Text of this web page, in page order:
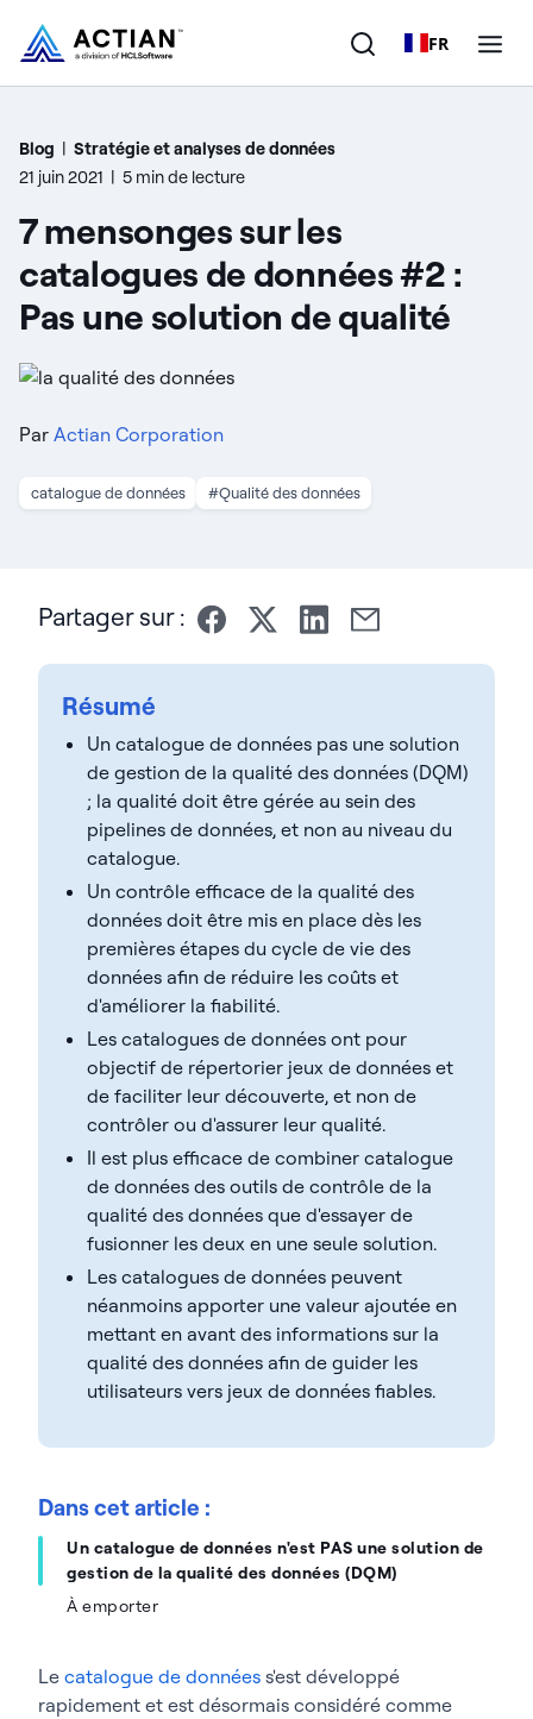
FR
Produits
Clients
Entreprise
Ressources
Blog | Stratégie et analyses de données
21 juin 2021 | 5 min de lecture
7 mensonges sur les
catalogues de données #2 :
Pas une solution de qualité
Par Actian Corporation
catalogue de données #Qualité des données
Partager sur :
Résumé
Un catalogue de données pas une solution
de gestion de la qualité des données (DQM)
; la qualité doit être gérée au sein des
pipelines de données, et non au niveau du
catalogue.
Un contrôle efficace de la qualité des
données doit être mis en place dès les
premières étapes du cycle de vie des
données afin de réduire les coûts et
d'améliorer la fiabilité.
Les catalogues de données ont pour
objectif de répertorier jeux de données et
de faciliter leur découverte, et non de
contrôler ou d'assurer leur qualité.
Il est plus efficace de combiner catalogue
de données des outils de contrôle de la
qualité des données que d'essayer de
fusionner les deux en une seule solution.
Les catalogues de données peuvent
néanmoins apporter une valeur ajoutée en
mettant en avant des informations sur la
qualité des données afin de guider les
utilisateurs vers jeux de données fiables.
Dans cet article :
Un catalogue de données n'est PAS une solution de
gestion de la qualité des données (DQM)
À emporter
Le catalogue de données s'est développé
rapidement et est désormais considéré comme